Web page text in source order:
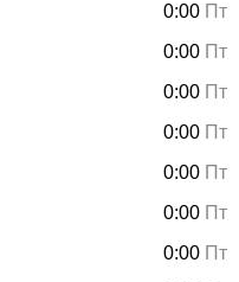
0:00 Пт
0:00 Пт
0:00 Пт
0:00 Пт
0:00 Пт
0:00 Пт
0:00 Пт